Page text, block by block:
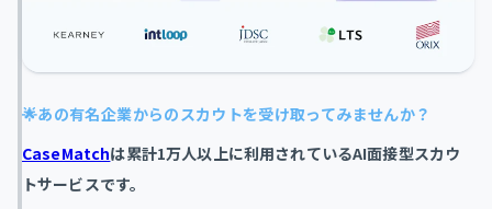
🌟あの有名企業からのスカウトを受け取ってみませんか？
CaseMatchは累計1万人以上に利用されているAI面接型スカウ
トサービスです。